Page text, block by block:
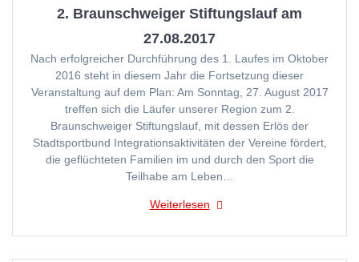
2. Braunschweiger Stiftungslauf am
27.08.2017
Nach erfolgreicher Durchführung des 1. Laufes im Oktober
2016 steht in diesem Jahr die Fortsetzung dieser
Veranstaltung auf dem Plan: Am Sonntag, 27. August 2017
treffen sich die Läufer unserer Region zum 2.
Braunschweiger Stiftungslauf, mit dessen Erlös der
Stadtsportbund Integrationsaktivitäten der Vereine fördert,
die geflüchteten Familien im und durch den Sport die
Teilhabe am Leben…
Weiterlesen